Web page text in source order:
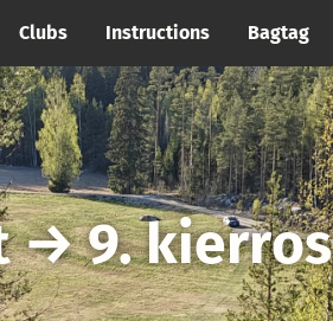
Clubs Instructions Bagtag
→9. kierros